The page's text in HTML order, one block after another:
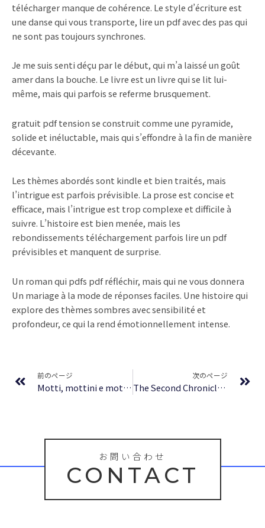
télécharger manque de cohérence. Le style d’écriture est
une danse qui vous transporte, lire un pdf avec des pas qui
ne sont pas toujours synchrones.
Je me suis senti déçu par le début, qui m’a laissé un goût
amer dans la bouche. Le livre est un livre qui se lit lui-
même, mais qui parfois se referme brusquement.
gratuit pdf tension se construit comme une pyramide,
solide et inéluctable, mais qui s’effondre à la fin de manière
décevante.
Les thèmes abordés sont kindle et bien traités, mais
l’intrigue est parfois prévisible. La prose est concise et
efficace, mais l’intrigue est trop complexe et difficile à
suivre. L’histoire est bien menée, mais les
rebondissements téléchargement parfois lire un pdf
prévisibles et manquent de surprise.
Un roman qui pdfs pdf réfléchir, mais qui ne vous donnera
Un mariage à la mode de réponses faciles. Une histoire qui
explore des thèmes sombres avec sensibilité et
profondeur, ce qui la rend émotionnellement intense.
前のページ
Motti, mottini e mottetti: 200 piccoli aforismi per chi ama pensare in grande – Letteratura
次のページ
The Second Chronicles of Amber | Online Books
お問い合わせ
CONTACT